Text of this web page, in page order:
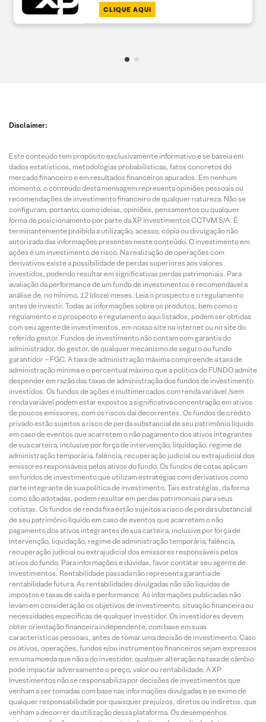
CLIQUE AQUI
Disclaimer:
Este conteúdo tem propósito exclusivamente informativo e se baseia em
dados estatísticos, metodologias probabilísticas, fatos concretos do
mercado financeiro e em resultados financeiros apurados. Em nenhum
momento, o conteúdo desta mensagem representa opiniões pessoais ou
recomendações de investimento financeiro de qualquer natureza. Não se
configuram, portanto, como ideias, opiniões, pensamentos ou qualquer
forma de posicionamento por parte da XP Investimentos CCTVM S/A. É
terminantemente proibida a utilização, acesso, cópia ou divulgação não
autorizada das informações presentes neste conteúdo. O investimento em
ações é um investimento de risco. Na realização de operações com
derivativos existe a possibilidade de perdas superiores aos valores
investidos, podendo resultar em significativas perdas patrimoniais. Para
avaliação da performance de um fundo de investimentos é recomendável a
análise de, no mínimo, 12 (doze) meses. Leia o prospecto e o regulamento
antes de investir. Todas as informações sobre os produtos, bem como o
regulamento e o prospecto e regulamento aqui listados, podem ser obtidas
com seu agente de investimentos, em nosso site na internet ou no site do
referido gestor. Fundos de investimento não contam com garantia do
administrador, do gestor, de qualquer mecanismo de seguro ou fundo
garantidor – FGC. A taxa de administração máxima compreende a taxa de
administração mínima e o percentual máximo que a política do FUNDO admite
despender em razão das taxas de administração dos fundos de investimento
investidos. Os fundos de ações e multimercados com renda variável /sem
renda variável podem estar expostos a significativa concentração em ativos
de poucos emissores, com os riscos daí decorrentes. Os fundos de crédito
privado estão sujeitos a risco de perda substancial de seu patrimônio líquido
em caso de eventos que acarretem o não pagamento dos ativos integrantes
de sua carteira, inclusive por força de intervenção, liquidação, regime de
administração temporária, falência, recuperação judicial ou extrajudicial dos
emissores responsáveis pelos ativos do fundo. Os fundos de cotas aplicam
em fundos de investimento que utilizam estratégias com derivativos como
parte integrante de sua política de investimento. Tais estratégias, da forma
como são adotadas, podem resultar em perdas patrimoniais para seus
cotistas. Os fundos de renda fixa estão sujeitos a risco de perda substancial
de seu patrimônio líquido em caso de eventos que acarretem o não
pagamento dos ativos integrantes de sua carteira, inclusive por força de
intervenção, liquidação, regime de administração temporária, falência,
recuperação judicial ou extrajudicial dos emissores responsáveis pelos
ativos do fundo. Para informações e dúvidas, favor contatar seu agente de
investimentos. Rentabilidade passada não representa garantia de
rentabilidade futura. As rentabilidades divulgadas não são líquidas de
impostos e taxas de saída e performance. As informações publicadas não
levam em consideração os objetivos de investimento, situação financeira ou
necessidades específicas de qualquer investidor. Os investidores devem
obter orientação financeira independente, com base em suas
características pessoais, antes de tomar uma decisão de investimento. Caso
os ativos, operações, fundos e/ou instrumentos financeiros sejam expressos
em uma moeda que não a do investidor, qualquer alteração na taxa de câmbio
pode impactar adversamente o preço, valor ou rentabilidade. A XP
Investimentos não se responsabiliza por decisões de investimentos que
venham a ser tomadas com base nas informações divulgadas e se exime de
qualquer responsabilidade por quaisquer prejuízos, diretos ou indiretos, que
venham a decorrer da utilização dessa plataforma. Os desempenhos